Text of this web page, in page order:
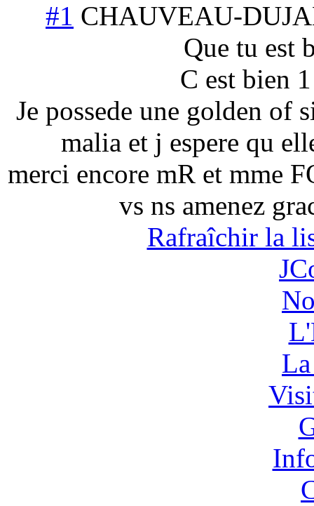
#1 CHAUVEAU-
Que tu est
C est bien
Je possede une golden of
malia et j espere qu
merci encore mR et mme
vs ns amenez
Rafraîchir la